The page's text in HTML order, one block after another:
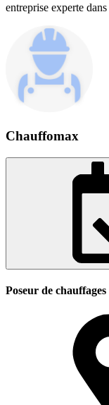
entreprise experte
Chauffomax
Poseur de